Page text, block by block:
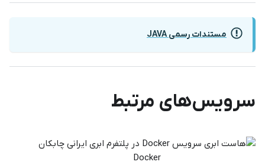
مستندات رسمی JAVA
سرویس‌های مرتبط
Docker